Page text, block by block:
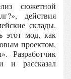
сюжетной
действия
склады.
этот мод, как
проектом,
Разработчик
и рассказал